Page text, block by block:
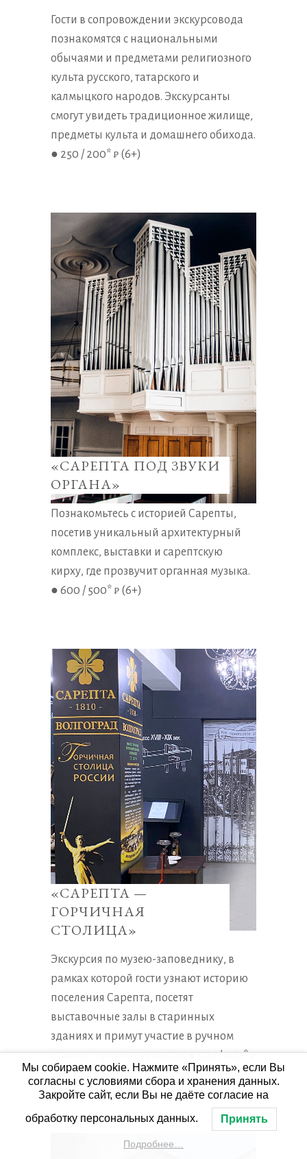
Гости в сопровождении экскурсовода
познакомятся с национальными
обычаями и предметами религиозного
культа русского, татарского и
калмыцкого народов. Экскурсанты
смогут увидеть традиционное жилище,
предметы культа и домашнего обихода.
● 250 / 200* ₽ (6+)
«САРЕПТА ПОД ЗВУКИ
ОРГАНА»
Познакомьтесь с историей Сарепты,
посетив уникальный архитектурный
комплекс, выставки и сарептскую
кирху, где прозвучит органная музыка.
● 600 / 500* ₽ (6+)
«САРЕПТА —
ГОРЧИЧНАЯ
СТОЛИЦА»
Экскурсия по музею-заповеднику, в
рамках которой гости узнают историю
поселения Сарепта, посетят
выставочные залы в старинных
зданиях и примут участие в ручном
отжиме горчичного масла. ● 500 / 400* ₽
(6+)
Мы собираем cookie. Нажмите «Принять», если Вы
согласны с условиями сбора и хранения данных.
Закройте сайт, если Вы не даёте согласие на
обработку персональных данных. Принять
Подробнее…